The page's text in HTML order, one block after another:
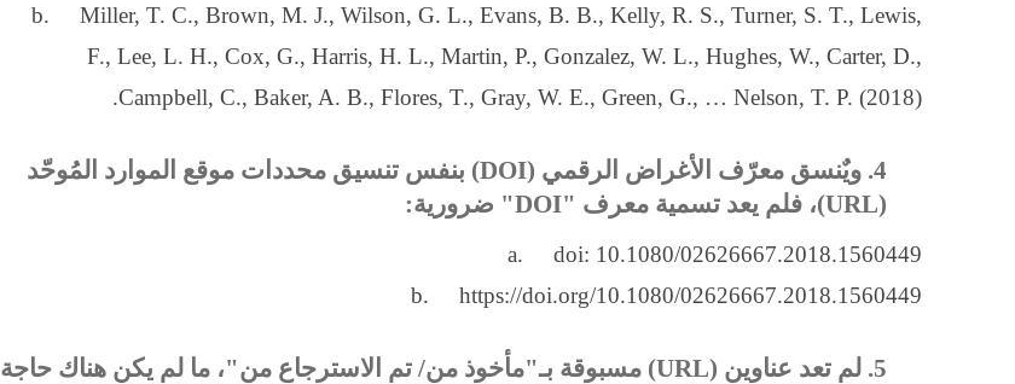
b. Miller, T. C., Brown, M. J., Wilson, G. L., Evans, B. B., Kelly, R. S., Turner, S. T., Lewis,
F., Lee, L. H., Cox, G., Harris, H. L., Martin, P., Gonzalez, W. L., Hughes, W., Carter, D.,
Campbell, C., Baker, A. B., Flores, T., Gray, W. E., Green, G., … Nelson, T. P. (2018).
4. ويٌنسق معرّف الأغراض الرقمي ( DOI) بنفس تنسيق محددات موقع الموارد المُوحّد
(
URL)، فلم يعد تسمية معرف "DOI" ضرورية:
a. doi: 10.1080/02626667.2018.1560449
b. https://doi.org/10.1080/02626667.2018.1560449
5. لم تعد عناوين ( URL) مسبوقة بـ"مأخوذ من/ تم الاسترجاع من"، ما لم يكن هناك حاجة